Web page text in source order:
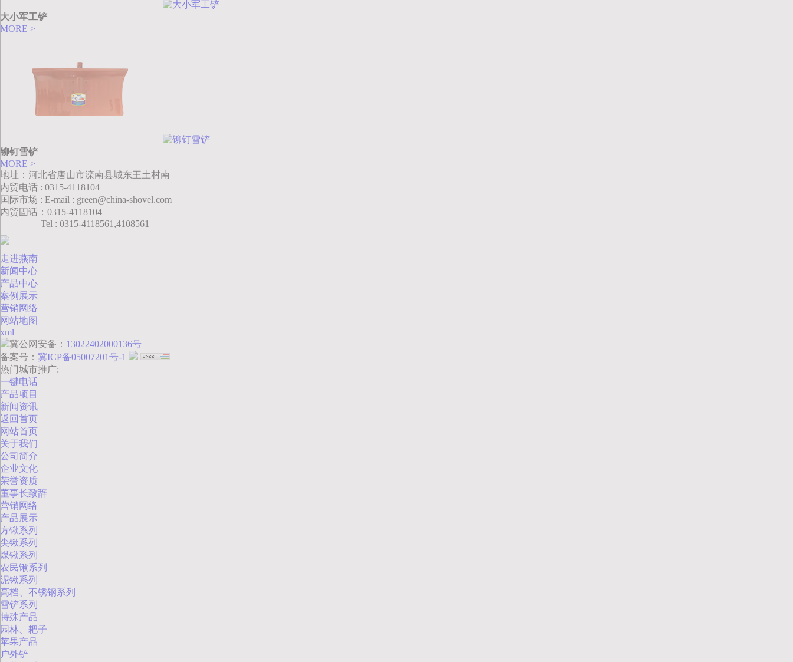
大小军工铲
MORE >
铆钉雪铲
MORE >
地址：河北省唐山市滦南县城东王土村南
内贸电话 : 0315-4118104
国际市场 : E-mail : green@china-shovel.com
内贸固话：0315-4118104
Tel : 0315-4118561,4108561
走进燕南
新闻中心
产品中心
案例展示
营销网络
网站地图
xml
冀公网安备： 13022402000136号
备案号： 冀ICP备05007201号-1
热门城市推广:
一键电话
产品项目
新闻资讯
返回首页
网站首页
关于我们
公司简介
企业文化
荣誉资质
董事长致辞
营销网络
产品展示
方锹系列
尖锹系列
煤锹系列
农民锹系列
泥锹系列
高档、不锈钢系列
雪铲系列
特殊产品
园林、耙子
苹果产品
户外铲